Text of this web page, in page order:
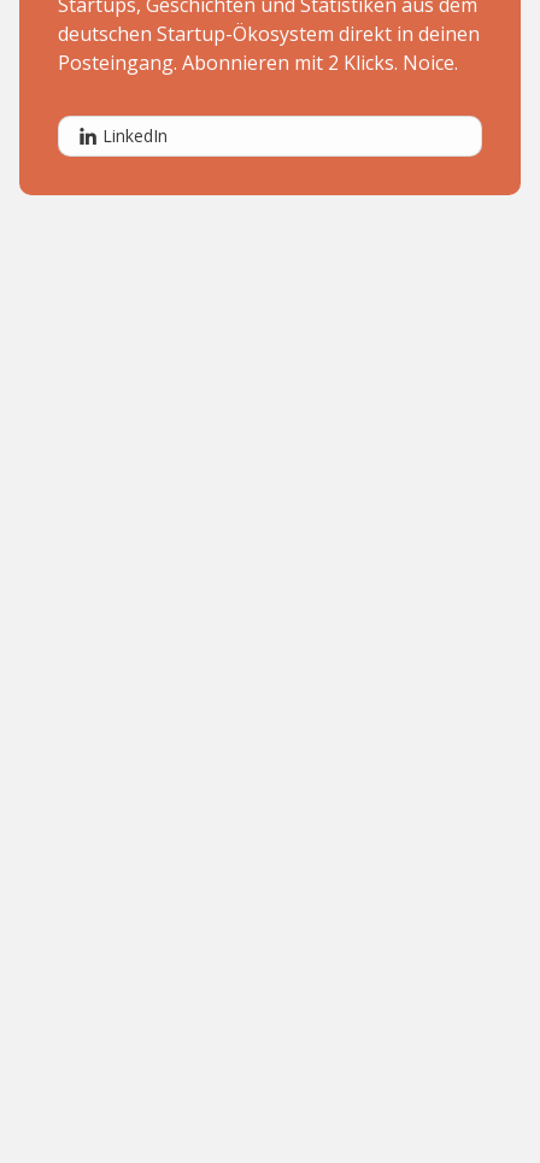
deutschen Startup-Ökosystem direkt in deinen
Posteingang. Abonnieren mit 2 Klicks. Noice.
LinkedIn